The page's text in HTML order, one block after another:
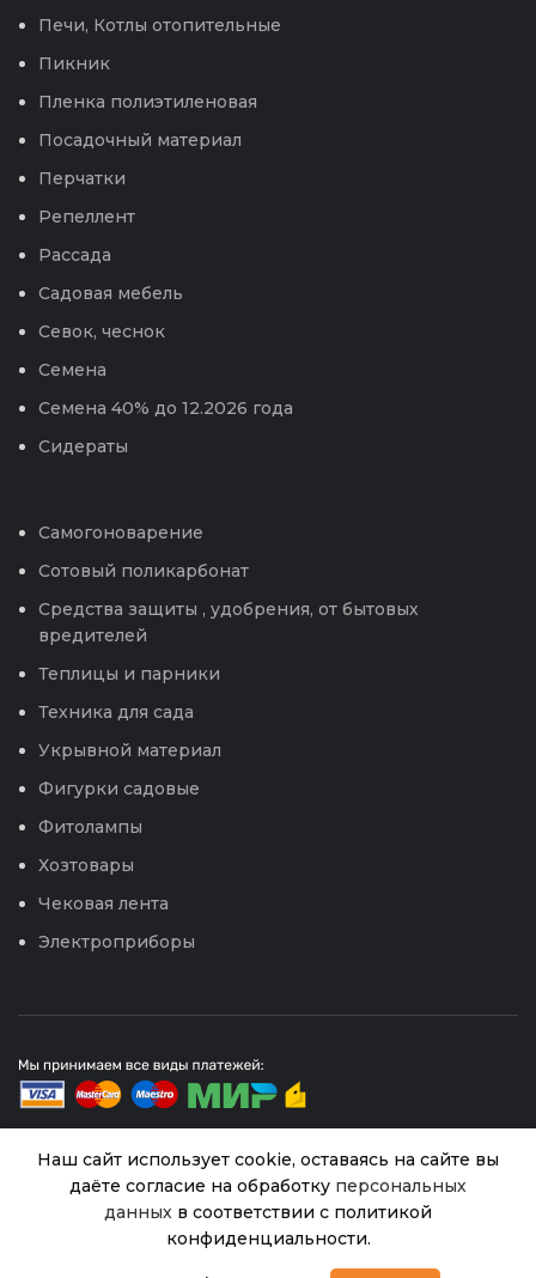
Печи, Котлы отопительные
Пикник
Пленка полиэтиленовая
Посадочный материал
Перчатки
Репеллент
Рассада
Садовая мебель
Севок, чеснок
Семена
Семена 40% до 12.2026 года
Сидераты
Самогоноварение
Сотовый поликарбонат
Средства защиты , удобрения, от бытовых
вредителей
Теплицы и парники
Техника для сада
Укрывной материал
Фигурки садовые
Фитолампы
Хозтовары
Чековая лента
Электроприборы
© 2026Интернет магазин Успех. ИП Хрипунов Сергей
Александрович
ИНН 420800180243 / ОГРНИП 304420530300327
Все права защищены.Персональные данные.
Наш сайт использует cookie, оставаясь на сайте вы
даёте согласие на обработку персональных
данных в соответствии с политикой
конфиденциальности.
Калимагнезия
199.00
В